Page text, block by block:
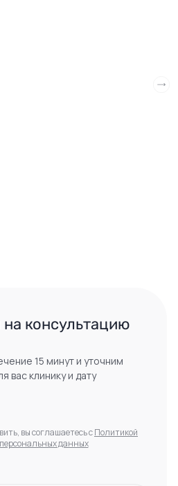
на консультацию
15 минут и уточним
вас клинику и дату
вы соглашаетесь сПолитикой
данных